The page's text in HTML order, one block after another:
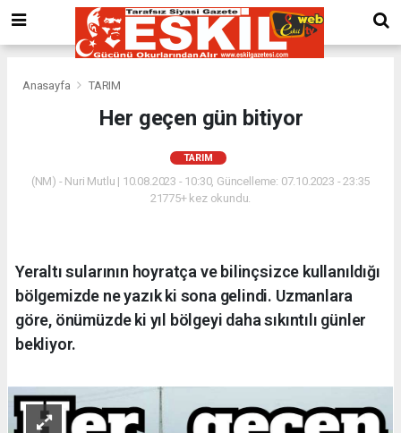
Anasayfa TARIM
Her geçen gün bitiyor
TARIM
(NM) - Nuri Mutlu | 10.08.2023 - 10:30, Güncelleme: 07.10.2023 - 23:35
21775+ kez okundu.
Yeraltı sularının hoyratça ve bilinçsizce kullanıldığı
bölgemizde ne yazık ki sona gelindi. Uzmanlara
göre, önümüzde ki yıl bölgeyi daha sıkıntılı günler
bekliyor.